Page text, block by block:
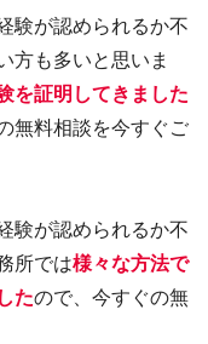
験が認められるか不
方も多いと思いま
を証明してきました
無料相談を今すぐご
験が認められるか不
所では様々な方法で
たので、今すぐの無